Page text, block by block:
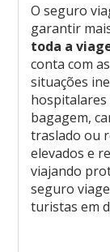
O seguro
garantir
toda a
conta com
situações
bagagem,
traslado ou
elevados e
viajando
seguro
turistas em